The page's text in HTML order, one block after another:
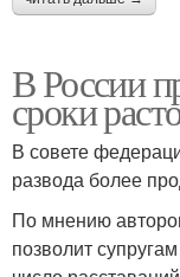
В России
сроки
В совете
развода более
По мнению
позволит